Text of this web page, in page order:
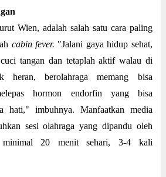
Wien, adalah salah satu cara paling
cabin fever. "Jalani gaya hidup sehat,
tangan dan tetaplah aktif walau di
heran, berolahraga memang bisa
hormon endorfin yang bisa
hati," imbuhnya. Manfaatkan media
sesi olahraga yang dipandu oleh
minimal 20 menit sehari, 3-4 kali